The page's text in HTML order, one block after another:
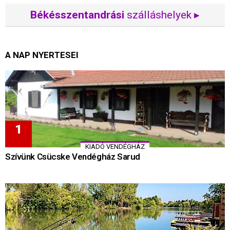
Békésszentandrási szálláshelyek ▸
A NAP NYERTESEI
KIADÓ VENDÉGHÁZ
Szívünk Csücske Vendégház Sarud